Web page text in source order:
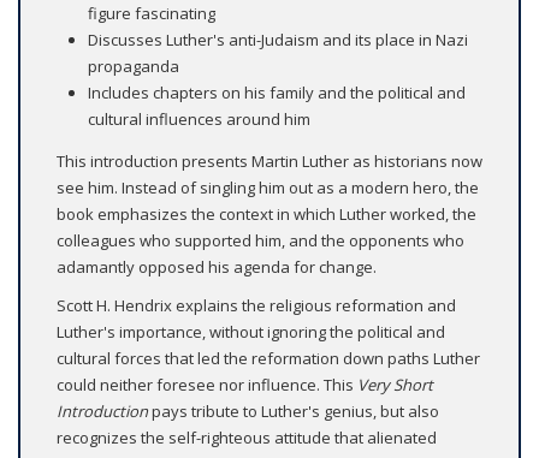
figure fascinating
Discusses Luther's anti-Judaism and its place in Nazi
propaganda
Includes chapters on his family and the political and
cultural influences around him
This introduction presents Martin Luther as historians now
see him. Instead of singling him out as a modern hero, the
book emphasizes the context in which Luther worked, the
colleagues who supported him, and the opponents who
adamantly opposed his agenda for change.
Scott H. Hendrix explains the religious reformation and
Luther's importance, without ignoring the political and
cultural forces that led the reformation down paths Luther
could neither foresee nor influence. This Very Short
Introductionpays tribute to Luther's genius, but also
recognizes the self-righteous attitude that alienated